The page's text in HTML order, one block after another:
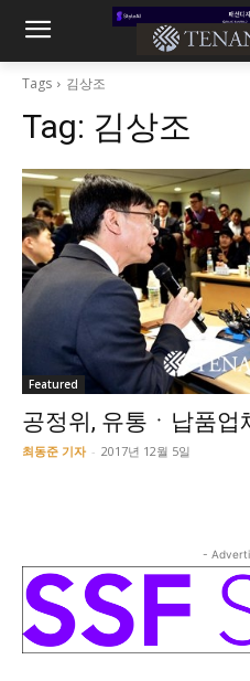
Tags 김상조
Tag: 김상조
Featured
공정위, 유통ㆍ납품업
최동준 기자 - 2017년 12월 5일
-